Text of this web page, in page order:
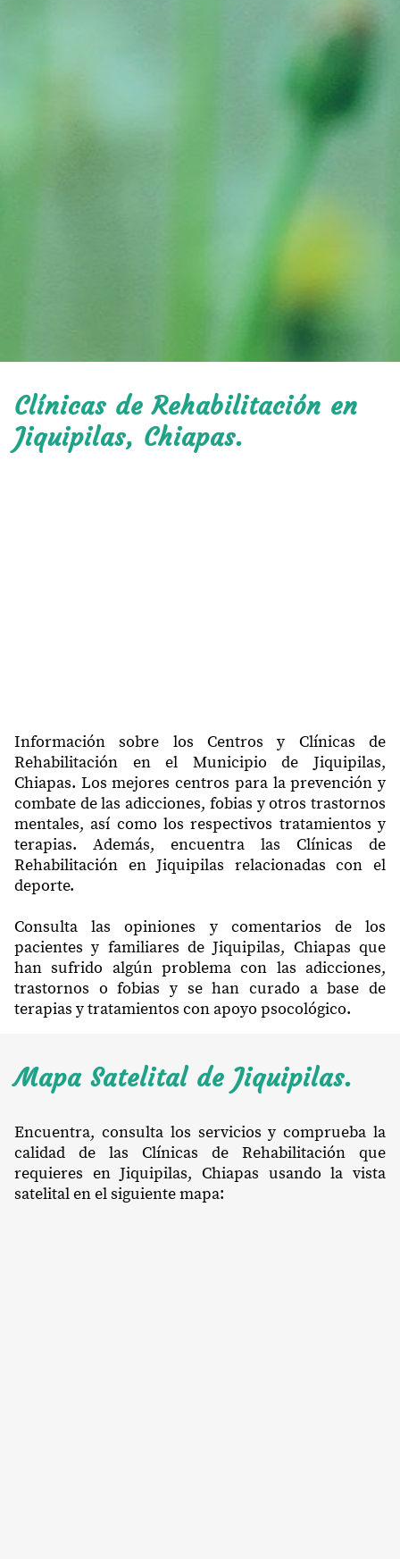
Clínicas de Rehabilitación en
Jiquipilas, Chiapas.
Información sobre los Centros y Clínicas de
Rehabilitación en el Municipio de Jiquipilas,
Chiapas. Los mejores centros para la prevención y
combate de las adicciones, fobias y otros trastornos
mentales, así como los respectivos tratamientos y
terapias. Además, encuentra las Clínicas de
Rehabilitación en Jiquipilas relacionadas con el
deporte.
Consulta las opiniones y comentarios de los
pacientes y familiares de Jiquipilas, Chiapas que
han sufrido algún problema con las adicciones,
trastornos o fobias y se han curado a base de
terapias y tratamientos con apoyo psocológico.
Mapa Satelital de Jiquipilas.
Encuentra, consulta los servicios y comprueba la
calidad de las Clínicas de Rehabilitación que
requieres en Jiquipilas, Chiapas usando la vista
satelital en el siguiente mapa: